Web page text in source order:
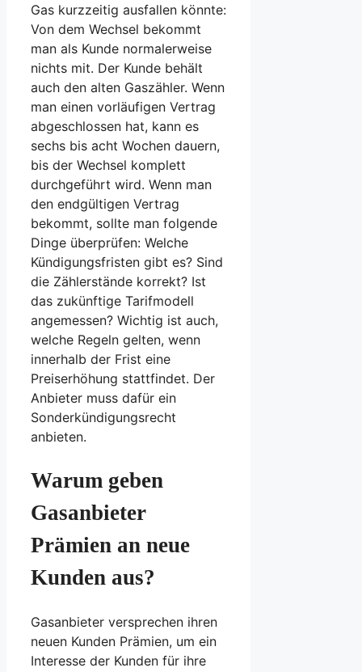
Gas kurzzeitig ausfallen könnte:
Von dem Wechsel bekommt
man als Kunde normalerweise
nichts mit. Der Kunde behält
auch den alten Gaszähler. Wenn
man einen vorläufigen Vertrag
abgeschlossen hat, kann es
sechs bis acht Wochen dauern,
bis der Wechsel komplett
durchgeführt wird. Wenn man
den endgültigen Vertrag
bekommt, sollte man folgende
Dinge überprüfen: Welche
Kündigungsfristen gibt es? Sind
die Zählerstände korrekt? Ist
das zukünftige Tarifmodell
angemessen? Wichtig ist auch,
welche Regeln gelten, wenn
innerhalb der Frist eine
Preiserhöhung stattfindet. Der
Anbieter muss dafür ein
Sonderkündigungsrecht
anbieten.
Warum geben
Gasanbieter
Prämien an neue
Kunden aus?
Gasanbieter versprechen ihren
neuen Kunden Prämien, um ein
Interesse der Kunden für ihre